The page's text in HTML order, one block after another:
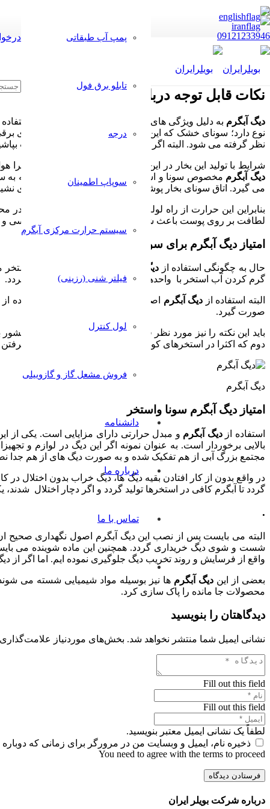
09121233946 پمپ آب طبقاتی
تابلو برق فول
درجه
سوپاپ اطمینان
سیستم حرارت مرکزی آبگرم
فیلتر شنی (رزینی)
لول کنترل
فروش مشعل گاز و گازوییلی
دانشنامه
درباره ما
تماس با ما
نکات قابل توجه درباره سونا و استخر دیگ
دیگ آبگرم به دلیل ویژگی های بسیار در صنایع گوناگون مورد
نوع دارد؛ سونای خشک که این نوع سونا با به کار بردن اجاق های
نظر گرفته می شود. البته اگر بر روی این تجهیزات و سنگ ها آب
شرایط با تولید این بخار در این سونا تا حدودی بهتر می گردد،
دیگ آبگرم مخصوص سونا و استخر است. نوع دیگری از سونا که به
می گیرد. اتاق سونای بخار پوشیده از سنگ مرمر در کف، پله های
بنابراین این حرارت از راه لوله به درون اتاق سونا می رسد. تا در
لطافت بر روی پوست باعث شستشوی سینوس ها، مجرای تنفسی و
امتیاز دیگ آبگرم برای سونا و استخر
حال به چگونگی استفاده از دیگ
و مبدل حرارتی در یک استخر
گرم کردن آب استخر با واحدهای پیش گرمکن امکان پذیر می گردد.
البته استفاده از دیگ آبگرم اصولی دارد که باید در صورت
صورت گیرد.
باید این نکته را نیز مورد نظر قرار داد که اهمیت این روش در
دوم که اکثرا در استخرهای کوچک به کار می رود، باعث پیشی
دیگ آبگرم
امتیاز دیگ آبگرم سونا واستخر
استفاده ازدیگ آبگرم و مبدل حرارتی دارای مزایایی است. یکی
بالایی برخوردار است. به عنوان نمونه اگر این دیگ در لوازم و
مجتمع بزرگ آبی از هم تفکیک شده و به صورت دیگ های از هم جدا
در واقع بدون از کار افتادن بقیه دیگ ها، دیگ خراب بدون اختلال
گردد تا آبگرم کافی در استخرها تولید گردد و اگر دچار اختلال
.
البته می بایست پس از نصب این دیگ آبگرم اصول نگهداری صحیح
شست و شوی دیگ خریداری گردد. همچنین این ماده شوینده می
واقع از فرسایش و روند تخریب دیگ جلوگیری نموده ایم. اما اگر از
بعضی از ایندیگ آبگرم ها نیز بوسیله مواد شیمیایی شسته می
محصولات جا مانده را پاک سازی کرد.
دیدگاهتان را بنویسید
نشانی ایمیل شما منتشر نخواهد شد. بخش‌های موردنیاز
Fill out this field
Fill out this field
لطفاً یک نشانی ایمیل معتبر بنویسید.
ذخیره نام، ایمیل و وبسایت من در مرورگر برای زمانی که
You need to agree with the terms to proceed
فرستادن دیدگاه
درباره شرکت بویلر ایران